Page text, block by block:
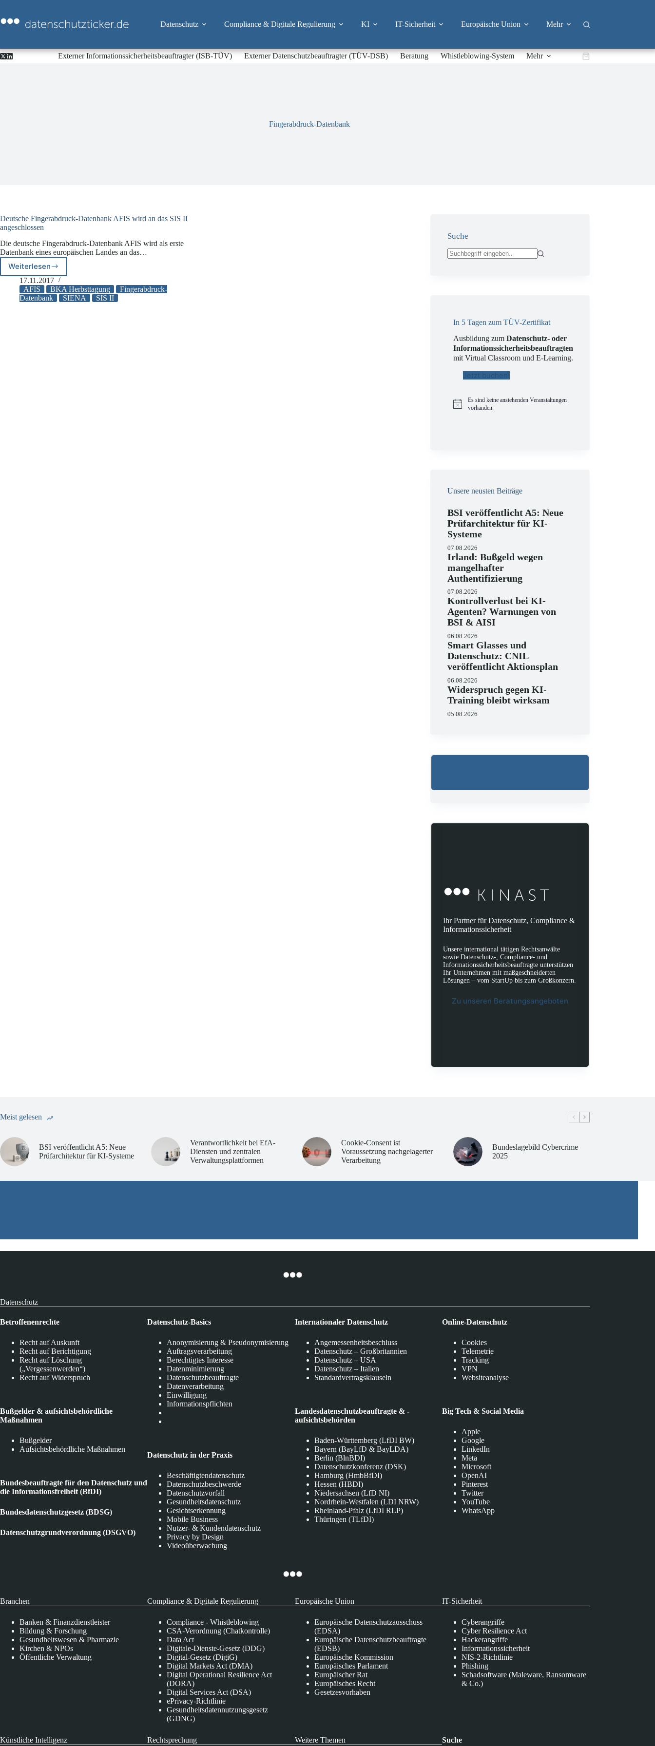
springen
Datenschutz Compliance & Digitale Regulierung KI IT-Sicherheit Europäische Union Mehr
Externer Informationssicherheitsbeauftragter (ISB-TÜV) Externer Datenschutzbeauftragter (TÜV-DSB) Beratung Whistleblowing-System Mehr Warenkorb
Fingerabdruck-Datenbank
Deutsche Fingerabdruck-Datenbank AFIS wird an das SIS II
angeschlossen
Die deutsche Fingerabdruck-Datenbank AFIS wird als erste
Datenbank eines europäischen Landes an das…
Weiterlesen
Deutsche
Fingerabdruck-
Datenbank
AFIS
17.11.2017
AFIS
BKA Herbsttagung
Fingerabdruck-
Datenbank
SIENA SIS II
Suche
In 5 Tagen zum TÜV-Zertifikat
Ausbildung zumDatenschutz- oder
Informationssicherheitsbeauftragten
mit Virtual Classroom und E-Learning.
Jetzt buchen!
H
Es sind keine anstehenden Veranstaltungen
vorhanden.
Unsere neusten Beiträge
BSI veröffentlicht A5: Neue
Prüfarchitektur für KI-
Systeme
07.08.2026
Irland: Bußgeld wegen
mangelhafter
Authentifizierung
07.08.2026
Kontrollverlust bei KI-
Agenten? Warnungen von
BSI & AISI
06.08.2026
Smart Glasses und
Datenschutz: CNIL
veröffentlicht Aktionsplan
06.08.2026
Widerspruch gegen KI-
Training bleibt wirksam
05.08.2026
Ihr Partner für Datenschutz, Compliance &
Informationssicherheit
Unsere international tätigen Rechtsanwälte
sowie Datenschutz-, Compliance- und
Informationssicherheitsbeauftragte unterstützen
Ihr Unternehmen mit maßgeschneiderten
Lösungen – vom StartUp bis zum Großkonzern.
Zu unseren Beratungsangeboten
Meist gelesen
BSI veröffentlicht A5: Neue
Prüfarchitektur für KI-Systeme
Verantwortlichkeit bei EfA-
Diensten und zentralen
Verwaltungsplattformen
Cookie-Consent ist
Voraussetzung nachgelagerter
Verarbeitung
Bundeslagebild Cybercrime
2025
Datenschutz
Betroffenenrechte
Recht auf Auskunft
Recht auf Berichtigung
Recht auf Löschung
(„Vergessenwerden“)
Recht auf Widerspruch
Bußgelder & aufsichtsbehördliche
Maßnahmen
Bußgelder
Aufsichtsbehördliche Maßnahmen
Bundesbeauftragte für den Datenschutz und
die Informationsfreiheit (BfDI)
Bundesdatenschutzgesetz (BDSG)
Datenschutzgrundverordnung (DSGVO)
Datenschutz-Basics
Anonymisierung & Pseudonymisierung
Auftragsverarbeitung
Berechtigtes Interesse
Datenminimierung
Datenschutzbeauftragte
Datenverarbeitung
Einwilligung
Informationspflichten
Datenschutz in der Praxis
Beschäftigtendatenschutz
Datenschutzbeschwerde
Datenschutzvorfall
Gesundheitsdatenschutz
Gesichtserkennung
Mobile Business
Nutzer- & Kundendatenschutz
Privacy by Design
Videoüberwachung
Internationaler Datenschutz
Angemessenheitsbeschluss
Datenschutz – Großbritannien
Datenschutz – USA
Datenschutz – Italien
Standardvertragsklauseln
Landesdatenschutzbeauftragte & -
aufsichtsbehörden
Baden-Württemberg (LfDI BW)
Bayern (BayLfD & BayLDA)
Berlin (BlnBDI)
Datenschutzkonferenz (DSK)
Hamburg (HmbBfDI)
Hessen (HBDI)
Niedersachsen (LfD NI)
Nordrhein-Westfalen (LDI NRW)
Rheinland-Pfalz (LfDI RLP)
Thüringen (TLfDI)
Online-Datenschutz
Cookies
Telemetrie
Tracking
VPN
Websiteanalyse
Big Tech & Social Media
Apple
Google
LinkedIn
Meta
Microsoft
OpenAI
Pinterest
Twitter
YouTube
WhatsApp
Branchen
Banken & Finanzdienstleister
Bildung & Forschung
Gesundheitswesen & Pharmazie
Kirchen & NPOs
Öffentliche Verwaltung
Compliance & Digitale Regulierung
Compliance - Whistleblowing
CSA-Verordnung (Chatkontrolle)
Data Act
Digitale-Dienste-Gesetz (DDG)
Digital-Gesetz (DigiG)
Digital Markets Act (DMA)
Digital Operational Resilience Act
(DORA)
Digital Services Act (DSA)
ePrivacy-Richtlinie
Gesundheitsdatennutzungsgesetz
(GDNG)
Europäische Union
Europäische Datenschutzausschuss
(EDSA)
Europäische Datenschutzbeauftragte
(EDSB)
Europäische Kommission
Europäisches Parlament
Europäischer Rat
Europäisches Recht
Gesetzesvorhaben
IT-Sicherheit
Cyberangriffe
Cyber Resilience Act
Hackerangriffe
Informationssicherheit
NIS-2-Richtlinie
Phishing
Schadsoftware (Maleware, Ransomware
& Co.)
Künstliche Intelligenz Rechtsprechung Weitere Themen Suche